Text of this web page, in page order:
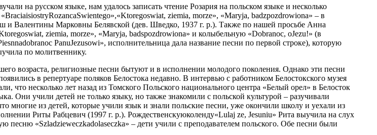
на русском языке, нам удалось записать чтение Розария на польском языке и несколько
ziemia, morze», «Maryja, badzpozdrowiona» – в
Валентины Марковны Белявской (дев. Шведко, 1937 г. р.). Также по нашей просьбе Анна
ziemia, morze», «Maryja, badspozdrowiona» и колыбельную «Dobranoc, oJezu!» (в
PanuJezusowi», исполнительница дала название песни по первой строке), которую
по молитвеннику.
возраста, религиозные песни бытуют и в исполнении молодого поколения. Однако эти песни
в репертуаре поляков Белостока недавно. В интервью с работником Белостокского музея
что несколько лет назад из Томского Польского национального центра «Белый орел» в Белосток
Они учили детей не только языку, но также знакомили с польской культурой – разучивали
многие из детей, которые учили язык и знали польские песни, уже окончили школу и уехали из
Риты Рабцевич (1997 г. р.). Рождественскуюколенду«Lulaj ze, Jesuniu» Рита выучила на слух
песню «Szladzieweczkadolaseczka» – дети учили с преподавателем польского. Обе песни были